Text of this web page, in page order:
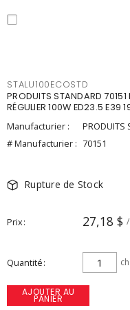
STALU100ECOSTD
PRODUITS STANDARD
RÉGULIER 100W ED23.5 E39
Manufacturier :
PRODUITS
# Manufacturier : 70151
Rupture de Stock
Prix 27,18 $
Quantité ch
AJOUTER AU
PANIER